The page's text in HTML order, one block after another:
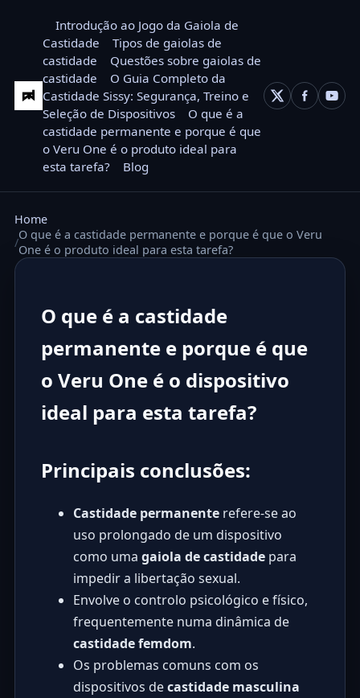
Introdução ao Jogo da Gaiola de
Castidade
Tipos de gaiolas de
castidade
Questões sobre gaiolas de
castidade
O Guia Completo da
Castidade Sissy: Segurança, Treino e
Seleção de Dispositivos
O que é a
castidade permanente e porque é que
o Veru One é o produto ideal para
esta tarefa?
Blog
Home
O que é a castidade permanente e porque é que o Veru
One é o produto ideal para esta tarefa?
O que é a castidade
permanente e porque é que
o Veru One é o dispositivo
ideal para esta tarefa?
Principais conclusões:
Castidade permanenterefere-se ao
uso prolongado de um dispositivo
como uma gaiola de castidadepara
impedir a libertação sexual.
Envolve o controlo psicológico e físico,
frequentemente numa dinâmica de
castidade femdom.
Os problemas comuns com os
dispositivos decastidade masculina